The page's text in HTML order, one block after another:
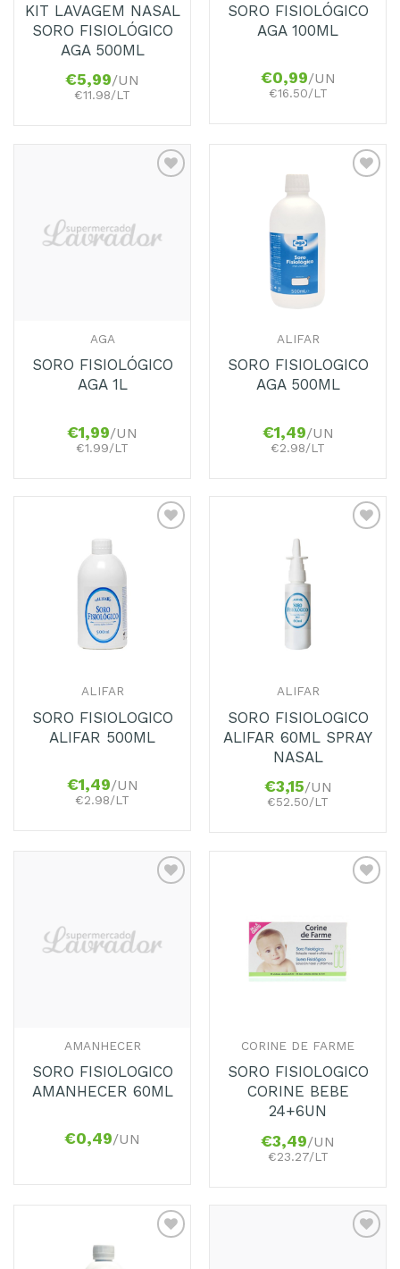
KIT LAVAGEM NASAL
SORO FISIOLÓGICO
AGA 500ML
€5,99/UN
€11.98/LT
SORO FISIOLÓGICO
AGA 100ML
€0,99/UN
€16.50/LT
Favoritos
AGA
SORO FISIOLÓGICO
AGA 1L
€1,99/UN
€1.99/LT
ALIFAR
SORO FISIOLOGICO
AGA 500ML
€1,49/UN
€2.98/LT
ALIFAR
SORO FISIOLOGICO
ALIFAR 500ML
€1,49/UN
€2.98/LT
ALIFAR
SORO FISIOLOGICO
ALIFAR 60ML SPRAY
NASAL
€3,15/UN
€52.50/LT
Favoritos
AMANHECER
SORO FISIOLOGICO
AMANHECER 60ML
€0,49/UN
aos
Favoritos
CORINE DE FARME
SORO FISIOLOGICO
CORINE BEBE
24+6UN
€3,49/UN
€23.27/LT